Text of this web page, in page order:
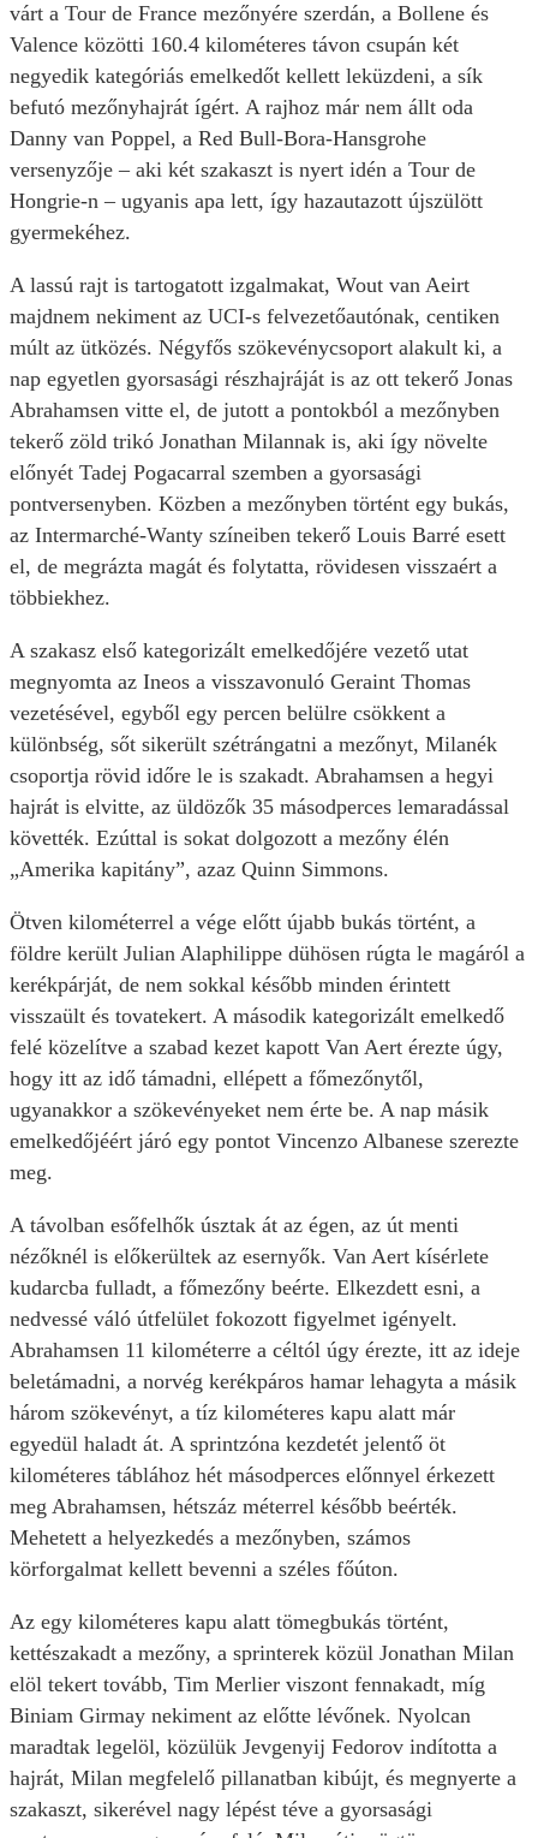
várt a Tour de France mezőnyére szerdán, a Bollene és
Valence közötti 160.4 kilométeres távon csupán két
negyedik kategóriás emelkedőt kellett leküzdeni, a sík
befutó mezőnyhajrát ígért. A rajhoz már nem állt oda
Danny van Poppel, a Red Bull-Bora-Hansgrohe
versenyzője – aki két szakaszt is nyert idén a Tour de
Hongrie-n – ugyanis apa lett, így hazautazott újszülött
gyermekéhez.
A lassú rajt is tartogatott izgalmakat, Wout van Aeirt
majdnem nekiment az UCI-s felvezetőautónak, centiken
múlt az ütközés. Négyfős szökevénycsoport alakult ki, a
nap egyetlen gyorsasági részhajráját is az ott tekerő Jonas
Abrahamsen vitte el, de jutott a pontokból a mezőnyben
tekerő zöld trikó Jonathan Milannak is, aki így növelte
előnyét Tadej Pogacarral szemben a gyorsasági
pontversenyben. Közben a mezőnyben történt egy bukás,
az Intermarché-Wanty színeiben tekerő Louis Barré esett
el, de megrázta magát és folytatta, rövidesen visszaért a
többiekhez.
A szakasz első kategorizált emelkedőjére vezető utat
megnyomta az Ineos a visszavonuló Geraint Thomas
vezetésével, egyből egy percen belülre csökkent a
különbség, sőt sikerült szétrángatni a mezőnyt, Milanék
csoportja rövid időre le is szakadt. Abrahamsen a hegyi
hajrát is elvitte, az üldözők 35 másodperces lemaradással
követték. Ezúttal is sokat dolgozott a mezőny élén
„Amerika kapitány”, azaz Quinn Simmons.
Ötven kilométerrel a vége előtt újabb bukás történt, a
földre került Julian Alaphilippe dühösen rúgta le magáról a
kerékpárját, de nem sokkal később minden érintett
visszaült és tovatekert. A második kategorizált emelkedő
felé közelítve a szabad kezet kapott Van Aert érezte úgy,
hogy itt az idő támadni, ellépett a főmezőnytől,
ugyanakkor a szökevényeket nem érte be. A nap másik
emelkedőjéért járó egy pontot Vincenzo Albanese szerezte
meg.
A távolban esőfelhők úsztak át az égen, az út menti
nézőknél is előkerültek az esernyők. Van Aert kísérlete
kudarcba fulladt, a főmezőny beérte. Elkezdett esni, a
nedvessé váló útfelület fokozott figyelmet igényelt.
Abrahamsen 11 kilométerre a céltól úgy érezte, itt az ideje
beletámadni, a norvég kerékpáros hamar lehagyta a másik
három szökevényt, a tíz kilométeres kapu alatt már
egyedül haladt át. A sprintzóna kezdetét jelentő öt
kilométeres táblához hét másodperces előnnyel érkezett
meg Abrahamsen, hétszáz méterrel később beérték.
Mehetett a helyezkedés a mezőnyben, számos
körforgalmat kellett bevenni a széles főúton.
Az egy kilométeres kapu alatt tömegbukás történt,
kettészakadt a mezőny, a sprinterek közül Jonathan Milan
elöl tekert tovább, Tim Merlier viszont fennakadt, míg
Biniam Girmay nekiment az előtte lévőnek. Nyolcan
maradtak legelöl, közülük Jevgenyij Fedorov indította a
hajrát, Milan megfelelő pillanatban kibújt, és megnyerte a
szakaszt, sikerével nagy lépést téve a gyorsasági